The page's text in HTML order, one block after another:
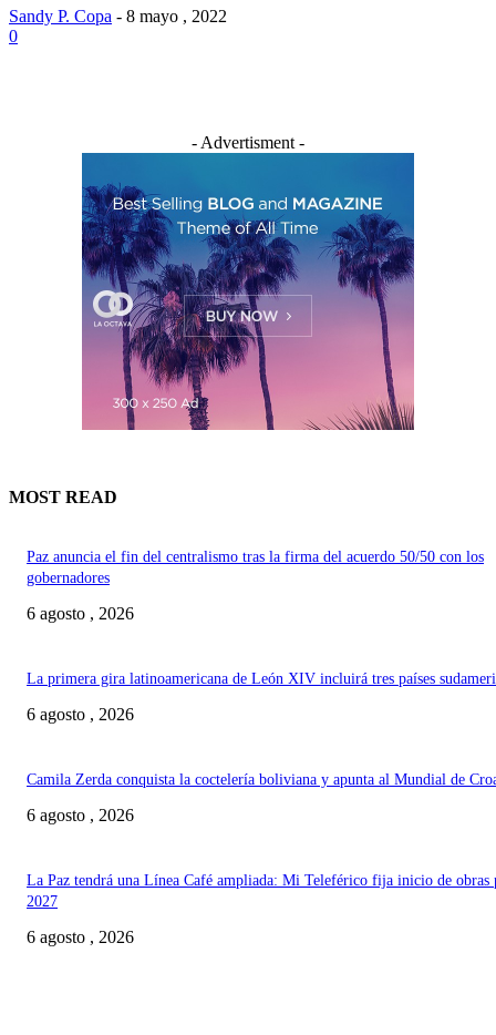
Sandy P. Copa - 8 mayo , 2022
0
- Advertisment -
MOST READ
Paz anuncia el fin del centralismo tras la firma del acuerdo 50/50 con los
gobernadores
6 agosto , 2026
La primera gira latinoamericana de León XIV incluirá tres países
6 agosto , 2026
Camila Zerda conquista la coctelería boliviana y apunta al Mundial de
6 agosto , 2026
La Paz tendrá una Línea Café ampliada: Mi Teleférico fija inicio de obras
2027
6 agosto , 2026